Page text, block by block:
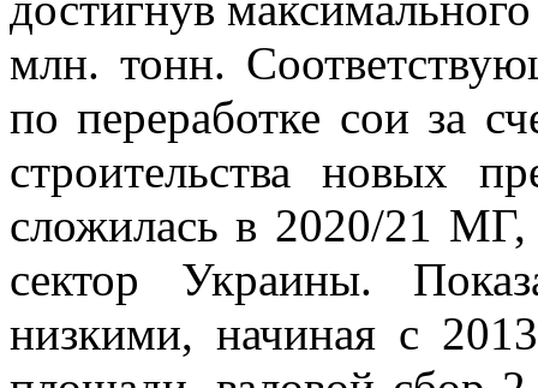
млн. тонн.
по переработке сои за
строительства новых
сложилась в 2020/21 МГ,
сектор Украины.
низкими, начиная с